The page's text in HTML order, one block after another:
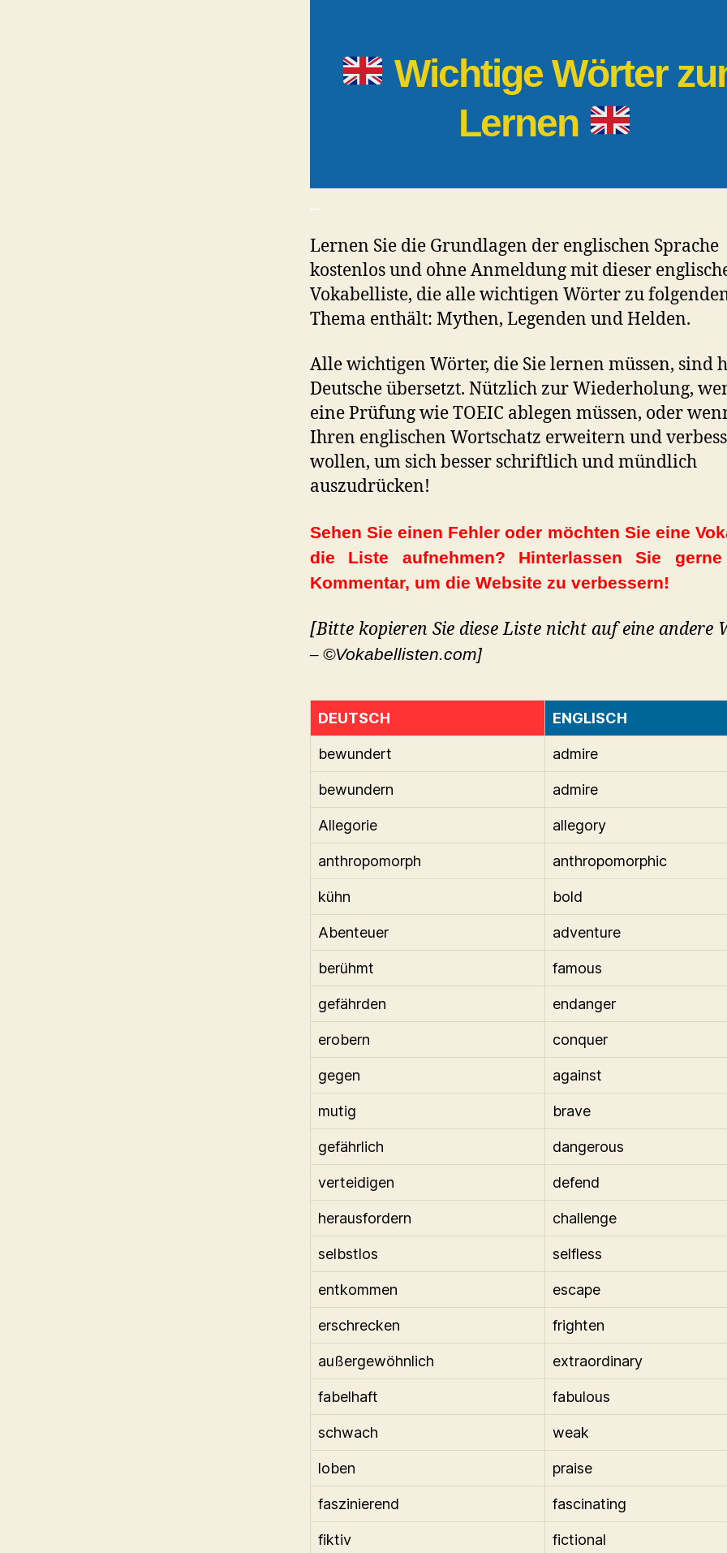
Wichtige Wörter
Lernen
Lernen Sie die Grundlagen der englischen Sprache
kostenlos und ohne Anmeldung mit dieser
Vokabelliste, die alle wichtigen Wörter zu
Thema enthält: Mythen, Legenden und Helden.
Alle wichtigen Wörter, die Sie lernen müssen, sind
Deutsche übersetzt. Nützlich zur Wiederholung,
eine Prüfung wie TOEIC ablegen müssen, oder
Ihren englischen Wortschatz erweitern und
wollen, um sich besser schriftlich und mündlich
auszudrücken!
Sehen Sie einen Fehler oder möchten Sie eine
die Liste aufnehmen? Hinterlassen Sie
Kommentar, um die Website zu verbessern!
[Bitte kopieren Sie diese Liste nicht auf eine andere
– ©Vokabellisten.com]
DEUTSCH ENGLISCH
bewundert admire
bewundern admire
Allegorie allegory
anthropomorph anthropomorphic
kühn bold
Abenteuer adventure
berühmt famous
gefährden endanger
erobern conquer
gegen against
mutig brave
gefährlich dangerous
verteidigen defend
herausfordern challenge
selbstlos selfless
entkommen escape
erschrecken frighten
außergewöhnlich extraordinary
fabelhaft fabulous
schwach weak
loben praise
faszinierend fascinating
fiktiv fictional